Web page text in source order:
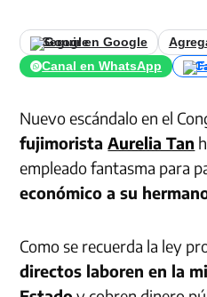
Seguir en Google
Canal en WhatsApp
Nuevo escándalo en el
fujimoristaAurelia Tan
empleado fantasma para
económico a su
Como se recuerda la ley
directos laboren en la